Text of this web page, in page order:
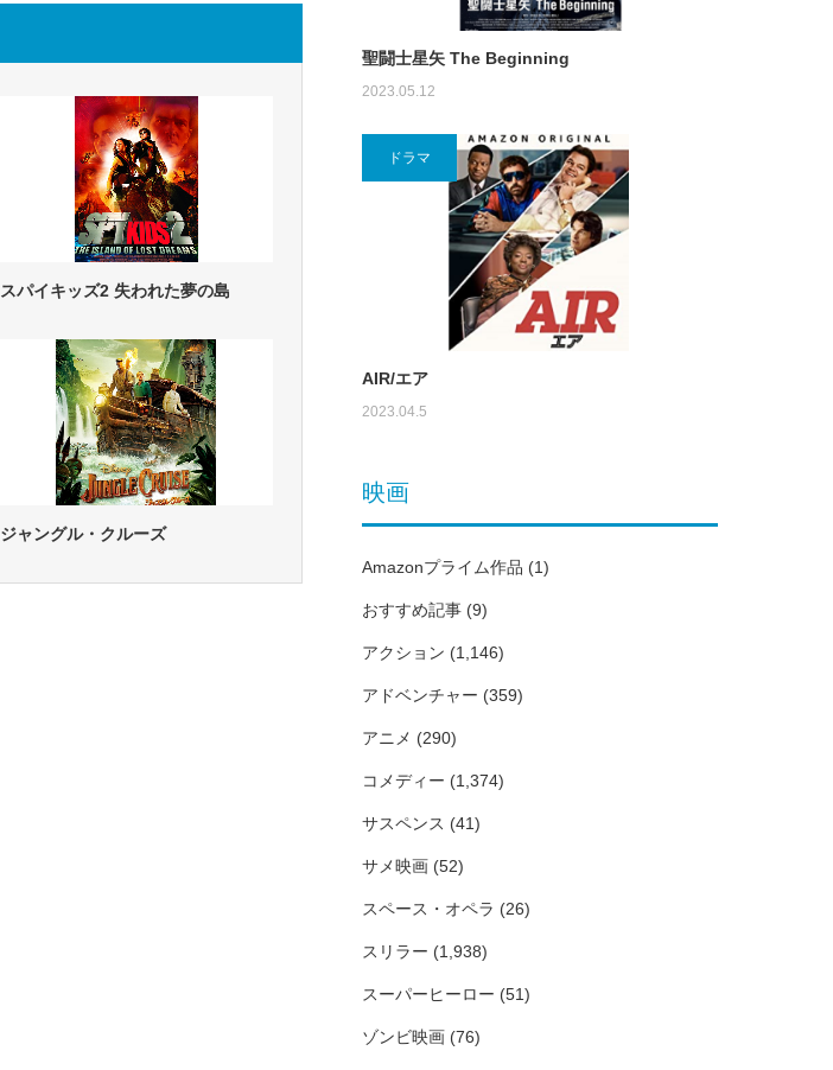
スパイキッズ2 失われた夢の島
ジャングル・クルーズ
聖闘士星矢 The Beginning
2023.05.12
ドラマ
AIR/エア
2023.04.5
映画
Amazonプライム作品 (1)
おすすめ記事 (9)
アクション (1,146)
アドベンチャー (359)
アニメ (290)
コメディー (1,374)
サスペンス (41)
サメ映画 (52)
スペース・オペラ (26)
スリラー (1,938)
スーパーヒーロー (51)
ゾンビ映画 (76)